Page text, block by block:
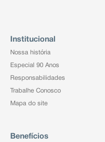
Institucional
Nossa história
Especial 90 Anos
Responsabilidades
Trabalhe Conosco
Mapa do site
Benefícios